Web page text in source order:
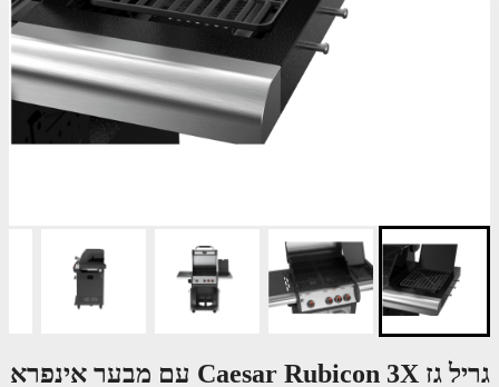
גריל גז Caesar Rubicon 3X עם מבער אינפרא